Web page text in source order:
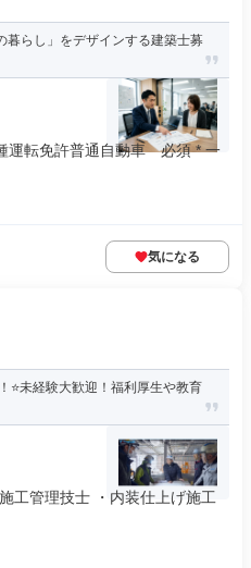
暮らし」をデザインする建築士募
運転免許普通自動車 必須 * 一
気になる
⭐未経験大歓迎！福利厚生や教育
工管理技士 ・内装仕上げ施工